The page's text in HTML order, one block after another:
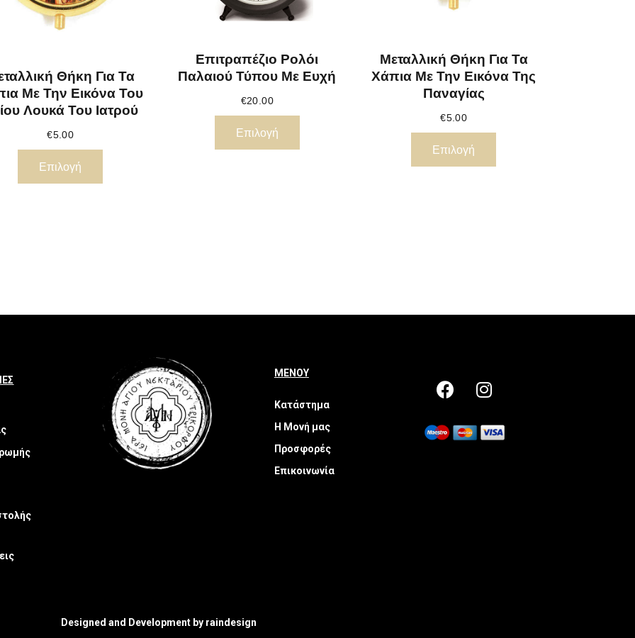
Επιτραπέζιο Ρολόι
Παλαιού Τύπου Με Ευχή
€20.00
Επιλογή
Μεταλλική Θήκη Για Τα
Χάπια Με Την Εικόνα Της
Παναγίας
€5.00
Επιλογή
Θήκη Για Τα
Με Την Εικόνα Του
Λουκά Του Ιατρού
€5.00
Επιλογή
ΜΕΝΟΥ
Κατάστημα
Η Μονή μας
Προσφορές
Επικοινωνία
Designed and Development by raindesign